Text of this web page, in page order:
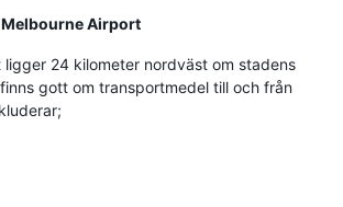
Airport
ligger 24 kilometer nordväst om stadens
gott om transportmedel till och från